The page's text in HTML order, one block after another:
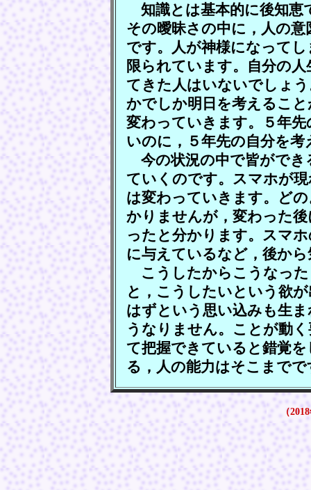
知識とは基本的に後知恵
その曖昧さの中に，人の
です。人が神様になって
限られています。自分の
てきた人はいないでしょ
かでしか明日を考えるこ
変わっていきます。５年
いのに，５年先の自分を
今の状況の中で皆ができ
ていくのです。スマホが
は変わっていきます。ど
かりませんが，変わった
ったと分かります。スマ
に与えているなど，後か
こうしたからこうなった
と，こうしたいという欲
はずという思い込みも生
うなりません。ことが動
て把握できていると錯覚
る，人の能力はそこまで
（